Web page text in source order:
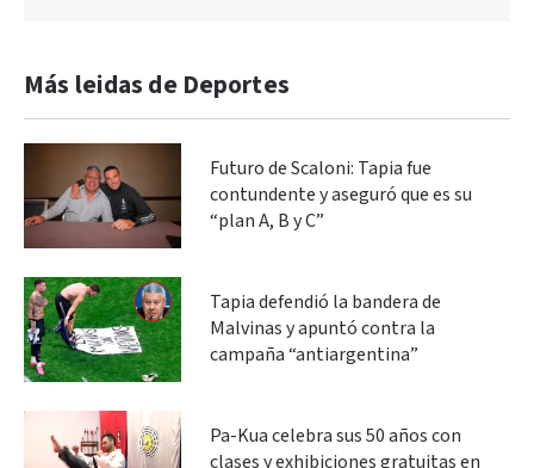
Más leidas de Deportes
Futuro de Scaloni: Tapia fue
contundente y aseguró que es su
“plan A, B y C”
Tapia defendió la bandera de
Malvinas y apuntó contra la
campaña “antiargentina”
Pa-Kua celebra sus 50 años con
clases y exhibiciones gratuitas en